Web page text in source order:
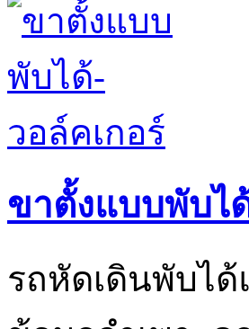
ขาตั้งแบบพับไ
รถหัดเดินพับไ